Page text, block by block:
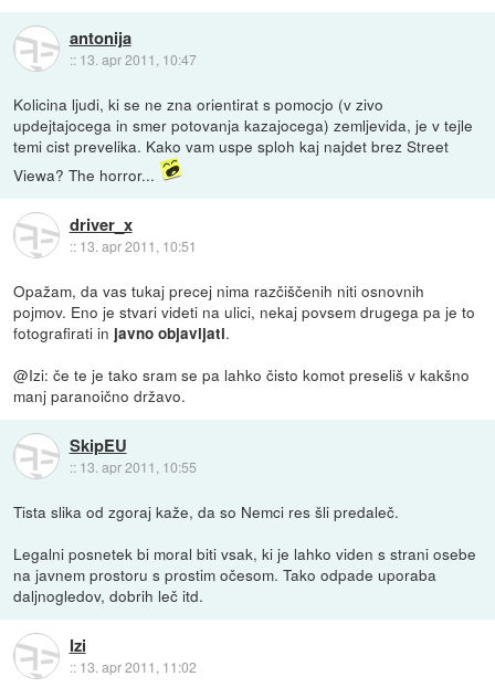
antonija
:: 13. apr 2011, 10:47
Kolicina ljudi, ki se ne zna orientirat s pomocjo (v zivo
updejtajocega in smer potovanja kazajocega) zemljevida, je v tejle
temi cist prevelika. Kako vam uspe sploh kaj najdet brez Street
Viewa? The horror...
driver_x
:: 13. apr 2011, 10:51
Opažam, da vas tukaj precej nima razčiščenih niti osnovnih
pojmov. Eno je stvari videti na ulici, nekaj povsem drugega pa je to
fotografirati in javno objavljati.
@Izi: če te je tako sram se pa lahko čisto komot preseliš v kakšno
manj paranoično državo.
SkipEU
:: 13. apr 2011, 10:55
Tista slika od zgoraj kaže, da so Nemci res šli predaleč.
Legalni posnetek bi moral biti vsak, ki je lahko viden s strani osebe
na javnem prostoru s prostim očesom. Tako odpade uporaba
daljnogledov, dobrih leč itd.
Izi
:: 13. apr 2011, 11:02